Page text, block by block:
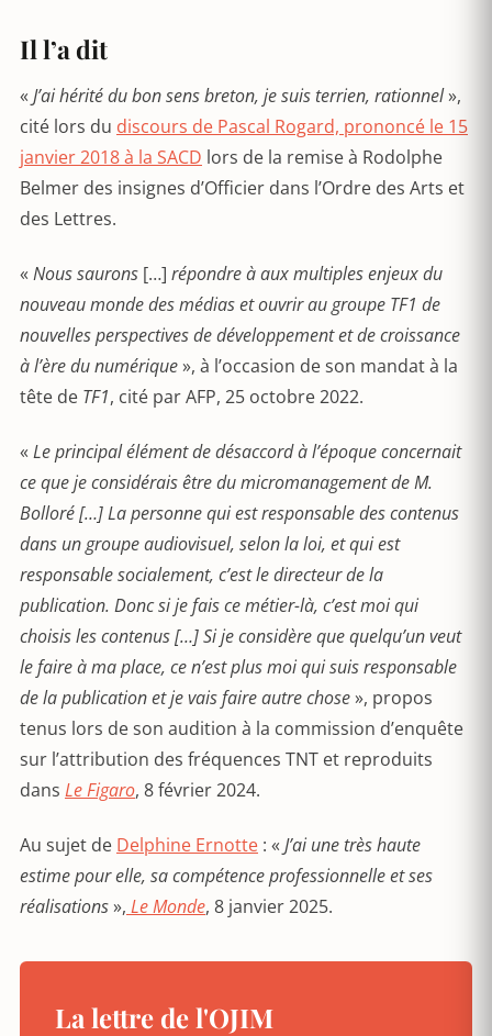
Il l’a dit
« J’ai hérité du bon sens breton, je suis terrien, rationnel»,
cité lors du discours de Pascal Rogard, prononcé le 15
janvier 2018 à la SACD lors de la remise à Rodolphe
Belmer des insignes d’Officier dans l’Ordre des Arts et
des Lettres.
« Nous saurons […] répondre à aux multiples enjeux du
nouveau monde des médias et ouvrir au groupe TF1 de
nouvelles perspectives de développement et de croissance
à l’ère du numérique», à l’occasion de son mandat à la
tête de TF1, cité par AFP, 25 octobre 2022.
« Le principal élément de désaccordà l’époque concernait
ce que je considérais être du micromanagement de M.
Bolloré […] La personne qui est responsable des contenus
dans un groupe audiovisuel, selon la loi, et qui est
responsable socialement, c’est le directeur de la
publication. Donc si je fais ce métier-là, c’est moi qui
choisis les contenus […] Si je considère que quelqu’un veut
le faire à ma place, ce n’est plus moi qui suis responsable
de la publication et je vais faire autre chose», propos
tenus lors de son audition à la commission d’enquête
sur l’attribution des fréquences TNT et reproduits
dans Le Figaro, 8 février 2024.
Au sujet de Delphine Ernotte : « J’ai une très haute
estime pour elle, sa compétence professionnelle et ses
réalisations», Le Monde, 8 janvier 2025.
La lettre de l'OJIM